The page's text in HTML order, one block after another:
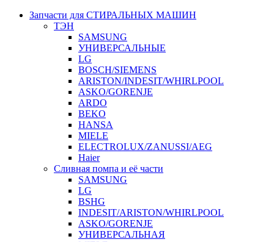
Запчасти для СТИРАЛЬНЫХ МАШИН
ТЭН
SAMSUNG
УНИВЕРСАЛЬНЫЕ
LG
BOSCH/SIEMENS
ARISTON/INDESIT/WHIRLPOOL
ASKO/GORENJE
ARDO
BEKO
HANSA
MIELE
ELECTROLUX/ZANUSSI/AEG
Haier
Сливная помпа и её части
SAMSUNG
LG
BSHG
INDESIT/ARISTON/WHIRLPOOL
ASKO/GORENJE
УНИВЕРСАЛЬНАЯ